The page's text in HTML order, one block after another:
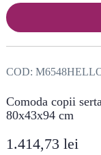
COD:
Comoda copii
80x43x94 cm
1.414,73 lei